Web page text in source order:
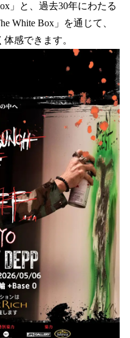
」と、過去30年にわたる
White Box」を通じて、
感できます。